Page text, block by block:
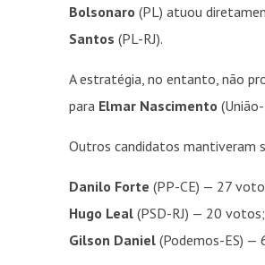
Bolsonaro (PL) atuou
Santos (PL-RJ).
A estratégia, no entanto, não
para Elmar Nascimento
Outros candidatos mantiveram
Danilo Forte (PP-CE) — 27
Hugo Leal (PSD-RJ) — 20 votos;
Gilson Daniel (Podemos-ES) —